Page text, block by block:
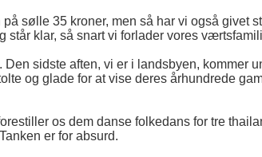
sølle 35 kroner, men så har vi også givet
står klar, så snart vi forlader vores
sidste aften, vi er i landsbyen, kommer
og glade for at vise deres århundrede
os dem danse folkedans for tre
er for absurd.